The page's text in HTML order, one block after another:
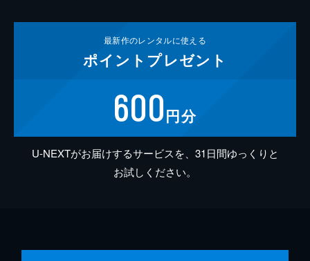
最新作のレンタルに使える
ポイント プレゼント
600円分
U-NEXTがお届けするサービスを、31日間ゆっくりと
お試しください。